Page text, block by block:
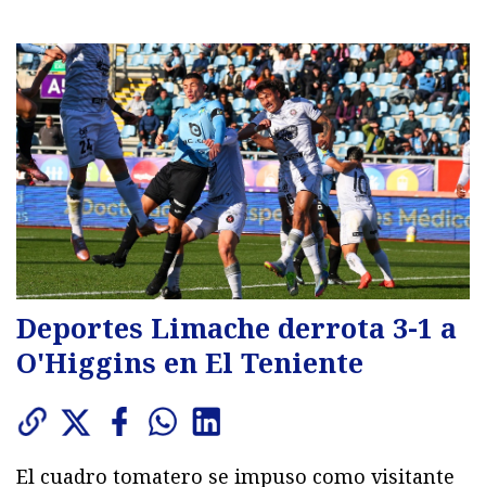
Deportes Limache derrota 3-1 a
O'Higgins en El Teniente
El cuadro tomatero se impuso como visitante